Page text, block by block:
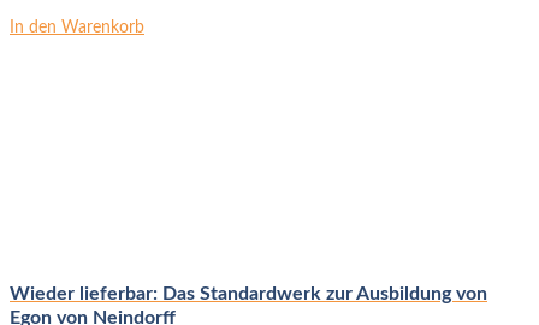
In den Warenkorb
Wieder lieferbar: Das Standardwerk zur Ausbildung von
Egon von Neindorff